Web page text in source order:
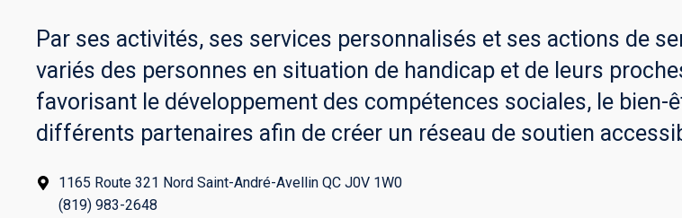
Par ses activités, ses services personnalisés et ses actions de
variés des personnes en situation de handicap et de leurs
favorisant le développement des compétences sociales, le
différents partenaires afin de créer un réseau de soutien
1165 Route 321 Nord Saint-André-Avellin QC J0V 1W0
(819) 983-2648